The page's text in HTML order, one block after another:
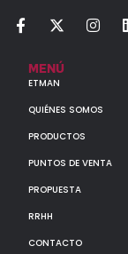
MENÚ
ETMAN
QUIÉNES SOMOS
PRODUCTOS
PUNTOS DE VENTA
PROPUESTA
RRHH
CONTACTO